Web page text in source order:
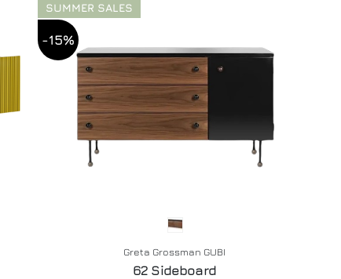
SUMMER SALES
-15%
Greta Grossman GUBI
62 Sideboard